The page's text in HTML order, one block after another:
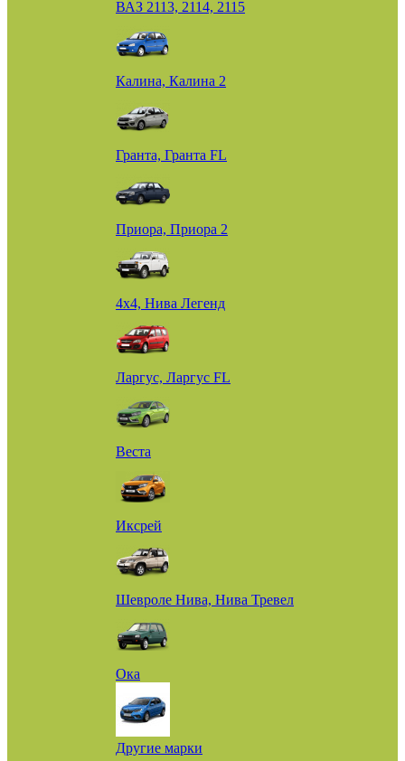
ВАЗ 2113, 2114, 2115
Калина, Калина 2
Гранта, Гранта FL
Приора, Приора 2
4х4, Нива Легенд
Ларгус, Ларгус FL
Веста
Иксрей
Шевроле Нива, Нива Тревел
Ока
Другие марки